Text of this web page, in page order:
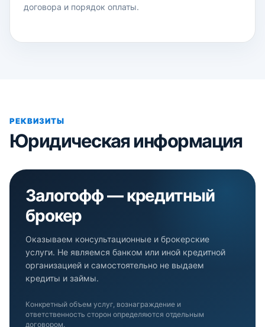
договора и порядок оплаты.
РЕКВИЗИТЫ
Юридическая информация
Залогофф — кредитный
брокер
Оказываем консультационные и брокерские
услуги. Не являемся банком или иной кредитной
организацией и самостоятельно не выдаем
кредиты и займы.
Конкретный объем услуг, вознаграждение и
ответственность сторон определяются отдельным
договором.